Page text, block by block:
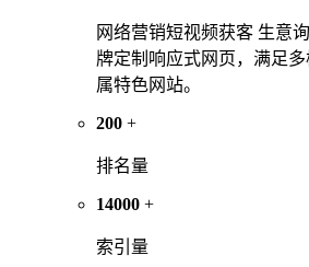
网络营销短视频获客 生意
牌定制响应式网页，满足
属特色网站。
200 +
排名量
14000 +
索引量